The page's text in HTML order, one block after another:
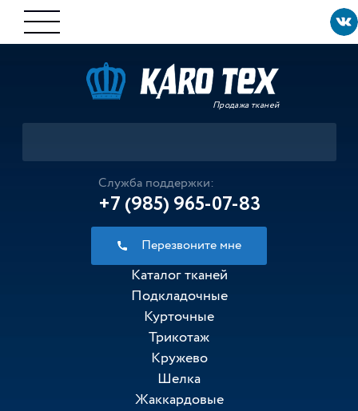
Продажа тканей
Служба поддержки:
+7 (985) 965-07-83
Перезвоните мне
Каталог тканей
Подкладочные
Курточные
Трикотаж
Кружево
Шелка
Жаккардовые